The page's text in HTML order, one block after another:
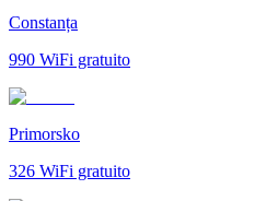
Constanța
990 WiFi gratuito
Primorsko
326 WiFi gratuito